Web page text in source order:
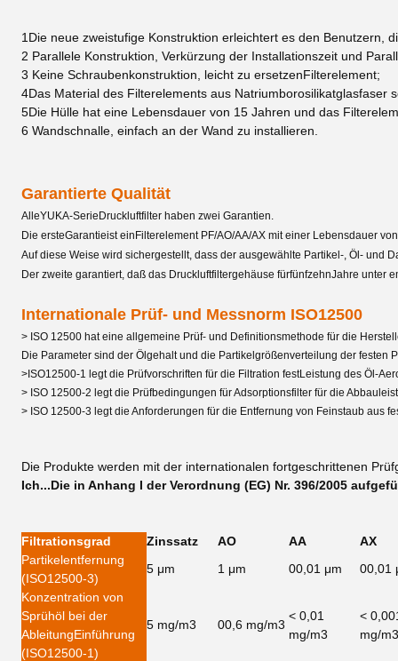
1Die neue zweistufige Konstruktion erleichtert es den Benutzern,
2 Parallele Konstruktion, Verkürzung der Installationszeit und
3 Keine Schraubenkonstruktion, leicht zu ersetzenFilterelement;
4Das Material des Filterelements aus
5Die Hülle hat eine Lebensdauer von 15 Jahren und das
6 Wandschnalle, einfach an der Wand zu installieren.
Garantierte Qualität
AlleYUKA-Serie Druckluftfilter haben zwei Garantien.
Die ersteGarantieist ein Filterelement PF/AO/AA/AX mit einer Lebensdauer
Auf diese Weise wird sichergestellt, dass der ausgewählte Partikel-, Öl- und
Der zweite garantiert, daß das Druckluftfiltergehäuse fürfünfzehnJahre unter
Internationale Prüf- und Messnorm ISO12500
> ISO 12500 hat eine allgemeine Prüf- und Definitionsmethode für die
Die Parameter sind der Ölgehalt und die Partikelgrößenverteilung der festen
>ISO12500-1 legt die Prüfvorschriften für die Filtration festLeistung des Öl-
> ISO 12500-2 legt die Prüfbedingungen für Adsorptionsfilter für die
> ISO 12500-3 legt die Anforderungen für die Entfernung von Feinstaub aus
Die Produkte werden mit der internationalen fortgeschrittenen
Ich...Die in Anhang I der Verordnung (EG) Nr. 396/2005
Filtrationsgrad Zinssatz AO AA
AX
Partikelentfernung
(ISO12500-3)
5 μm 1 μm 00,01 μm
00,01
Konzentration von
Sprühöl bei der
AbleitungEinführung
(ISO12500-1)
5 mg/m3 00,6 mg/m3
< 0,01
mg/m3
<
mg/m3